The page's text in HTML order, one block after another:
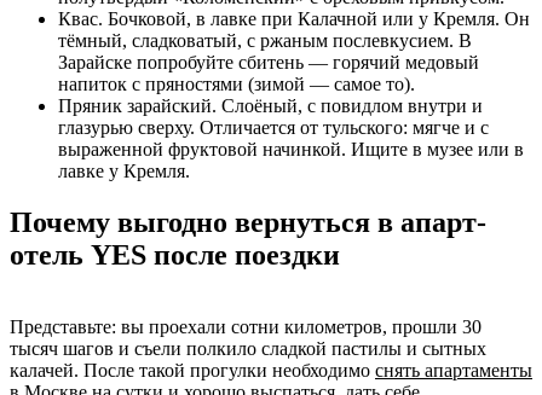
Квас. Бочковой, в лавке при Калачной или у Кремля. Он
тёмный, сладковатый, с ржаным послевкусием. В
Зарайске попробуйте сбитень — горячий медовый
напиток с пряностями (зимой — самое то).
Пряник зарайский. Слоёный, с повидлом внутри и
глазурью сверху. Отличается от тульского: мягче и с
выраженной фруктовой начинкой. Ищите в музее или в
лавке у Кремля.
Почему выгодно вернуться в апарт-
отель YES после поездки
Представьте: вы проехали сотни километров, прошли 30
тысяч шагов и съели полкило сладкой пастилы и сытных
калачей. После такой прогулки необходимо снять апартаменты